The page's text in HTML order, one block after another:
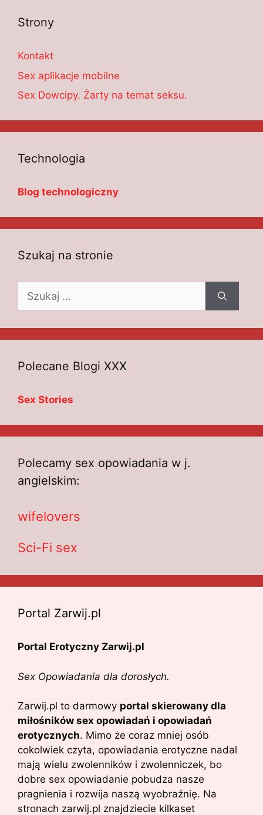
Strony
Kontakt
Sex aplikacje mobilne
Sex Dowcipy. Żarty na temat seksu.
Technologia
Blog technologiczny
Szukaj na stronie
Polecane Blogi XXX
Sex Stories
Polecamy sex opowiadania w j.
angielskim:
wifelovers
Sci-Fi sex
Portal Zarwij.pl
Portal Erotyczny Zarwij.pl
Sex Opowiadania dla dorosłych.
Zarwij.pl to darmowy portal skierowany dla
miłośników sex opowiadań i opowiadań
erotycznych. Mimo że coraz mniej osób
cokolwiek czyta, opowiadania erotyczne nadal
mają wielu zwolenników i zwolenniczek, bo
dobre sex opowiadanie pobudza nasze
pragnienia i rozwija naszą wyobraźnię. Na
stronach zarwij.pl znajdziecie kilkaset